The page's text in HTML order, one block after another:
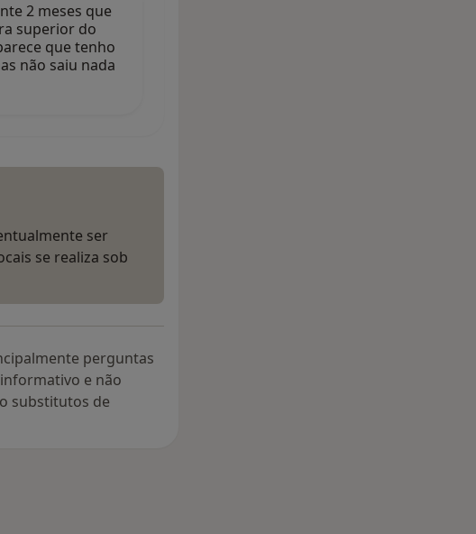
2 meses que
superior do
que tenho
não saiu nada
ser
se realiza sob
perguntas
e não
substitutos de